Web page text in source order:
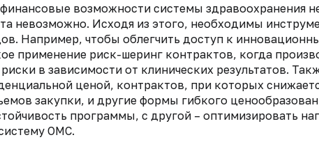
возможности системы здравоохранения
невозможно. Исходя из этого, необходимы
Например, чтобы облегчить доступ к
применение риск-шеринг контрактов, когда
в зависимости от клинических результатов.
ценой, контрактов, при которых
закупки, и другие формы гибкого
программы, с другой – оптимизировать
ОМС.